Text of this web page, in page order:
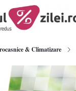
& Climatizare